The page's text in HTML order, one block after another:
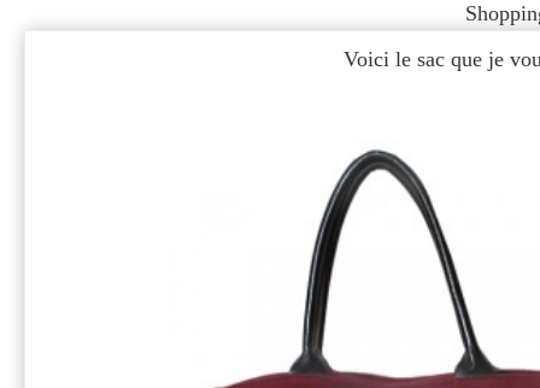
Voici le sac que je